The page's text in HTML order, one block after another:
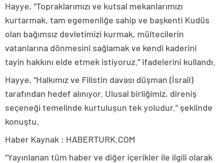
Hayye, “Topraklarımızı ve kutsal mekanlarımızı
kurtarmak, tam egemenliğe sahip ve başkenti Kudüs
olan bağımsız devletimizi kurmak, mültecilerin
vatanlarına dönmesini sağlamak ve kendi kaderini
tayin hakkını elde etmek istiyoruz.” ifadelerini kullandı.
Hayye, “Halkımız ve Filistin davası düşman (İsrail)
tarafından hedef alınıyor. Ulusal birliğimiz, direniş
seçeneği temelinde kurtuluşun tek yoludur.” şeklinde
konuştu.
Haber Kaynak : HABERTURK.COM
“Yayınlanan tüm haber ve diğer içerikler ile ilgili olarak